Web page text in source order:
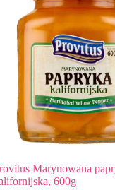
Marynowana papryka
600g